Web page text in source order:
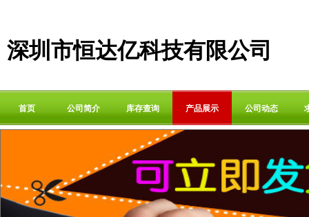
深圳市恒达亿科技有限公司
首页 公司简介 库存查询 产品展示 公司动态